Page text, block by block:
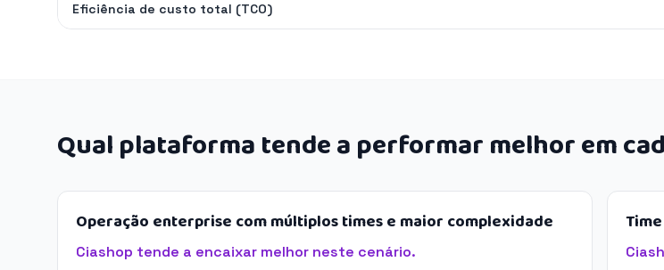
Eficiência de custo total (TCO)
Qual plataforma tende a performar melhor em
Operação enterprise com múltiplos times e maior complexidade
Ciashop tende a encaixar melhor neste cenário.